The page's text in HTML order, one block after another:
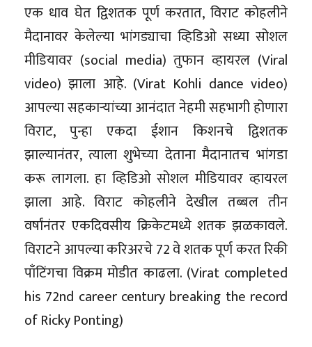
एक धाव घेत द्विशतक पूर्ण करतात, विराट कोहलीने
मैदानावर केलेल्या भांगड्याचा व्हिडिओ सध्या सोशल
मीडियावर (social media) तुफान व्हायरल (Viral
video) झाला आहे. (Virat Kohli dance video)
आपल्या सहकाऱ्यांच्या आनंदात नेहमी सहभागी होणारा
विराट, पुन्हा एकदा ईशान किशनचे द्विशतक
झाल्यानंतर, त्याला शुभेच्या देताना मैदानातच भांगडा
करू लागला. हा व्हिडिओ सोशल मीडियावर व्हायरल
झाला आहे. विराट कोहलीने देखील तब्बल तीन
वर्षांनंतर एकदिवसीय क्रिकेटमध्ये शतक झळकावले.
विराटने आपल्या करिअरचे 72 वे शतक पूर्ण करत रिकी
पाँटिंगचा विक्रम मोडीत काढला. (Virat completed
his 72nd career century breaking the record
of Ricky Ponting)